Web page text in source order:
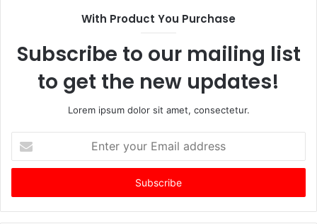
With Product You Purchase
Subscribe to our mailing list
to get the new updates!
Lorem ipsum dolor sit amet, consectetur.
your
Email